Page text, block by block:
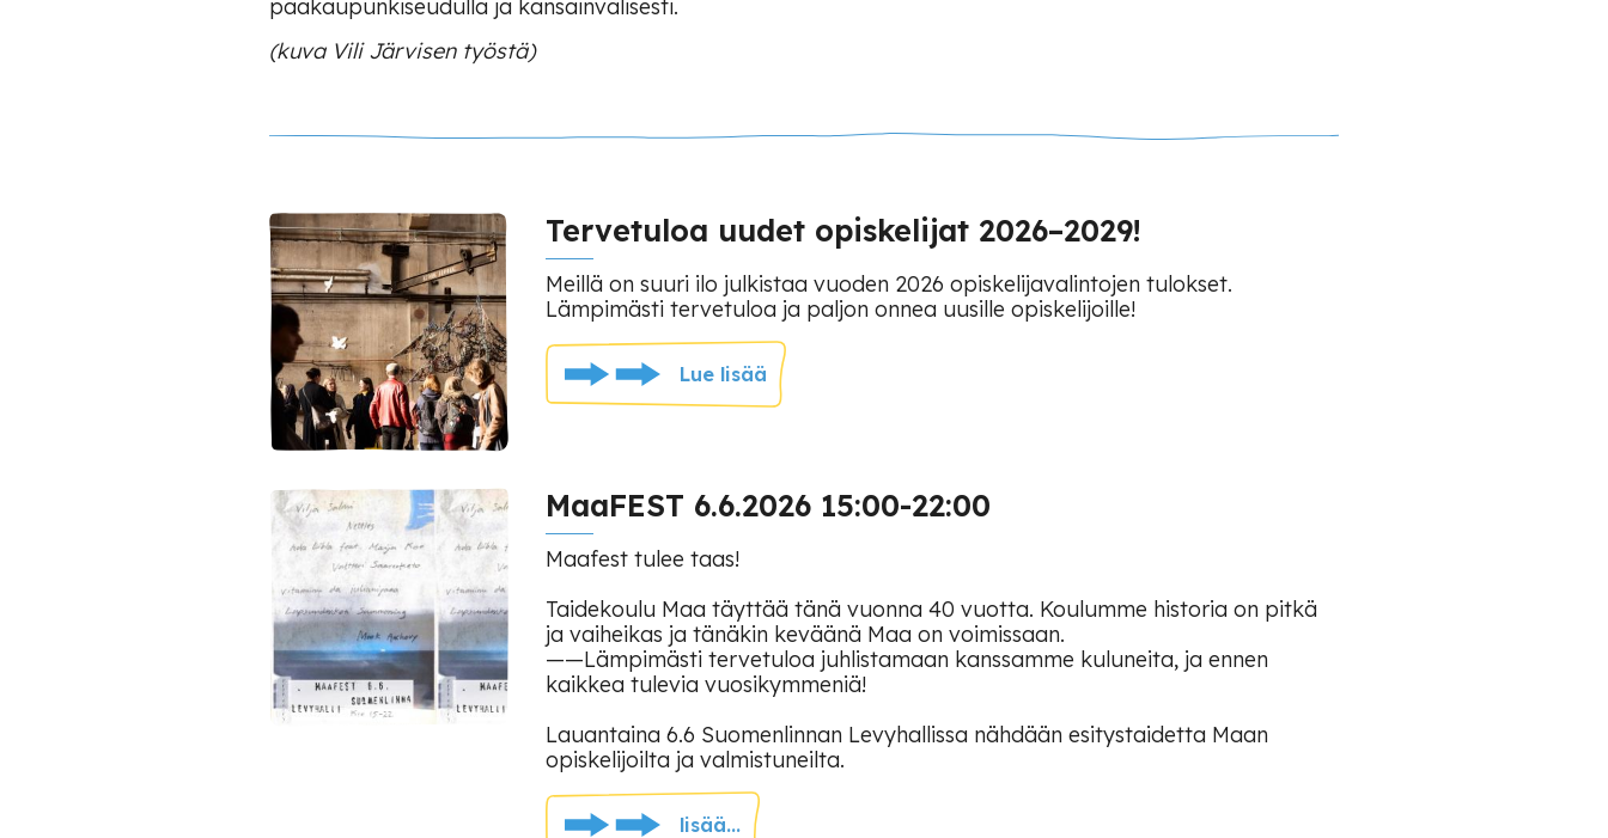
pääkaupunkiseudulla ja kansainvälisesti.
(kuva Vili Järvisen työstä)
Tervetuloa uudet opiskelijat 2026–2029!
Meillä on suuri ilo julkistaa vuoden 2026 opiskelijavalintojen tulokset.
Lämpimästi tervetuloa ja paljon onnea uusille opiskelijoille!
Lue lisää
MaaFEST 6.6.2026 15:00-22:00
Maafest tulee taas!
Taidekoulu Maa täyttää tänä vuonna 40 vuotta. Koulumme historia on pitkä
ja vaiheikas ja tänäkin keväänä Maa on voimissaan.
——Lämpimästi tervetuloa juhlistamaan kanssamme kuluneita, ja ennen
kaikkea tulevia vuosikymmeniä!
Lauantaina 6.6 Suomenlinnan Levyhallissa nähdään esitystaidetta Maan
opiskelijoilta ja valmistuneilta.
lisää...